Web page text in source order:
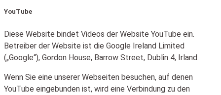
YouTube
Diese Website bindet Videos der Website YouTube ein.
Betreiber der Website ist die Google Ireland Limited
(„Google“), Gordon House, Barrow Street, Dublin 4, Irland.
Wenn Sie eine unserer Webseiten besuchen, auf denen
YouTube eingebunden ist, wird eine Verbindung zu den